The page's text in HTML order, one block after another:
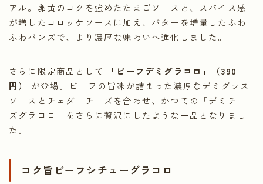
アル。卵黄のコクを強めたたまごソースと、スパイス感
が増したコロッケソースに加え、バターを増量したふわ
ふわバンズで、より濃厚な味わいへ進化しました。
さらに限定商品として
「ビーフデミグラコロ」（390
円）
が登場。ビーフの旨味が詰まった濃厚なデミグラス
ソースとチェダーチーズを合わせ、かつての「デミチー
ズグラコロ」をさらに贅沢にしたような一品となりまし
た。
コク旨ビーフシチューグラコロ